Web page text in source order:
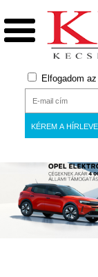
Elfogadom az